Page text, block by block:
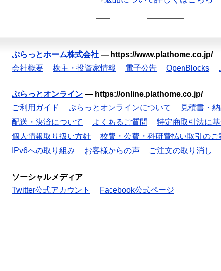
ぷらっとホーム株式会社 — https://www.plathome.co.jp/
会社概要
株主・投資家情報 電子公告 OpenBlocks
ぷらっとオンライン — https://online.plathome.co.jp/
ご利用ガイド
ぷらっとオンラインについて
見積書・
配送・決済について
よくあるご質問
特定商取引法に
個人情報取り扱い方針
校費・公費・科研費払い取引のご
IPv6への取り組み
お客様からの声 ご注文の取り消し
ソーシャルメディア
Twitter公式アカウント
Facebook公式ページ